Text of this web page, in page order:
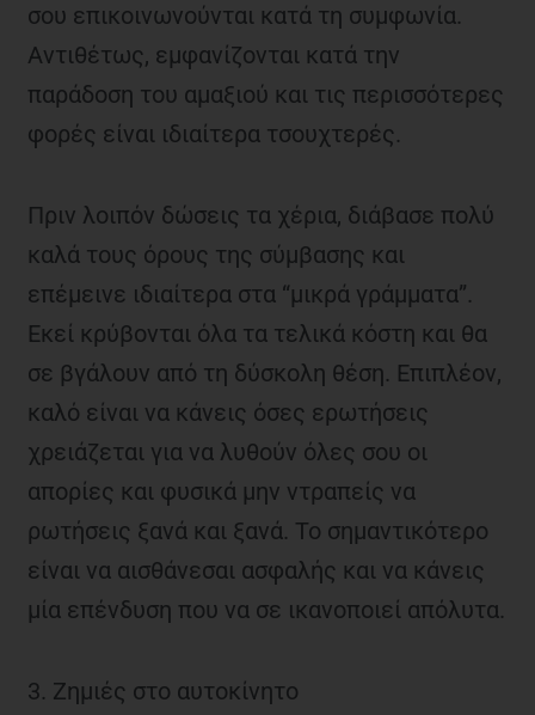
σου επικοινωνούνται κατά τη συμφωνία.
Αντιθέτως, εμφανίζονται κατά την
παράδοση του αμαξιού και τις περισσότερες
φορές είναι ιδιαίτερα τσουχτερές.
Πριν λοιπόν δώσεις τα χέρια, διάβασε πολύ
καλά τους όρους της σύμβασης και
επέμεινε ιδιαίτερα στα “μικρά γράμματα”.
Εκεί κρύβονται όλα τα τελικά κόστη και θα
σε βγάλουν από τη δύσκολη θέση. Επιπλέον,
καλό είναι να κάνεις όσες ερωτήσεις
χρειάζεται για να λυθούν όλες σου οι
απορίες και φυσικά μην ντραπείς να
ρωτήσεις ξανά και ξανά. Το σημαντικότερο
είναι να αισθάνεσαι ασφαλής και να κάνεις
μία επένδυση που να σε ικανοποιεί απόλυτα.
3. Ζημιές στο αυτοκίνητο